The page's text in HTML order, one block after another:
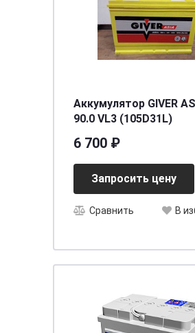
Аккумулятор GIVER
90.0 VL3 (105D31L)
6 700 ₽
Запросить цену
Сравнить В